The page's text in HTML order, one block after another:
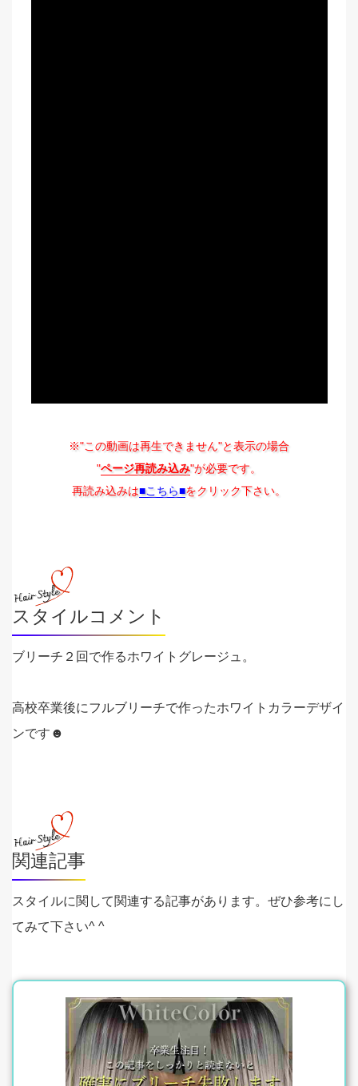
※"この動画は再生できません"と表示の場合
"ページ再読み込み"が必要です。
再読み込みは■こちら■をクリック下さい。
スタイルコメント
ブリーチ２回で作るホワイトグレージュ。
高校卒業後にフルブリーチで作ったホワイトカラーデザイ
ンです☻
関連記事
スタイルに関して関連する記事があります。ぜひ参考にし
てみて下さい^ ^